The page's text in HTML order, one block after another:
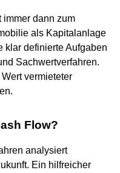
immer dann zum
als Kapitalanlage
klar definierte Aufgaben
Sachwertverfahren.
vermieteter
Flow?
analysiert
Ein hilfreicher